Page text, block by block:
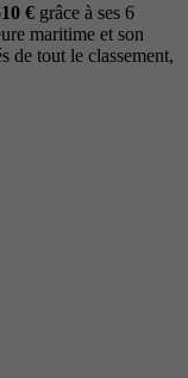
€ grâce à ses 6
maritime et son
de tout le classement,